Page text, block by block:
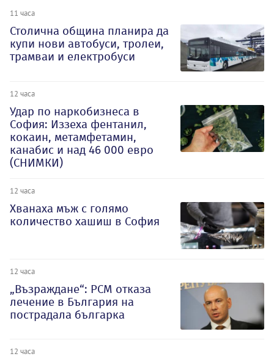
11 часа
Столична община планира да
купи нови автобуси, тролеи,
трамваи и електробуси
12 часа
Удар по наркобизнеса в
София: Иззеха фентанил,
кокаин, метамфетамин,
канабис и над 46 000 евро
(СНИМКИ)
12 часа
Хванаха мъж с голямо
количество хашиш в София
12 часа
„Възраждане“: РСМ отказа
лечение в България на
пострадала българка
12 часа